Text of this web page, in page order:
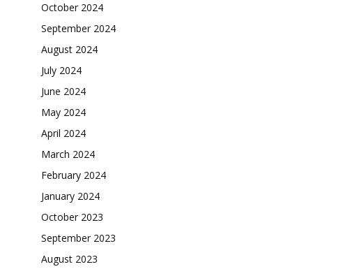
October 2024
September 2024
August 2024
July 2024
June 2024
May 2024
April 2024
March 2024
February 2024
January 2024
October 2023
September 2023
August 2023